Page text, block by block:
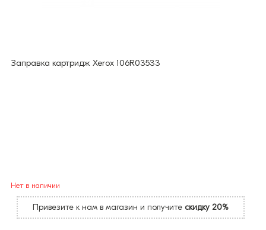
Заправка картридж Xerox 106R03533
Нет в наличии
Привезите к нам в магазин и получите скидку 20%